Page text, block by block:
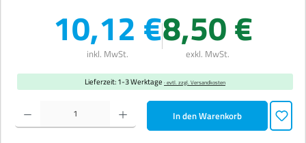
10,12 €
inkl. MwSt.
8,50 €
exkl. MwSt.
Lieferzeit: 1-3 Werktage · evtl. zzgl. Versandkosten
Produkt Anzahl: Gib den gewünschten Wert ein oder benutze die Schaltflächen um die Anzahl zu
In den Warenkorb